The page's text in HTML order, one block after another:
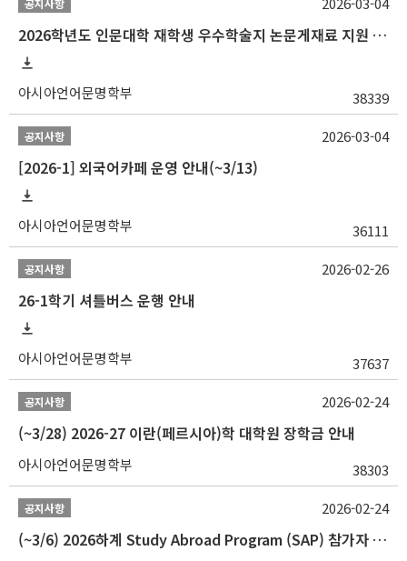
공지사항
2026학년도 인문대학 재학생 우수학술지 논문게재료 지원 안내
아시아언어문명학부 38339
공지사항
[2026-1] 외국어카페 운영 안내(~3/13)
아시아언어문명학부 36111
2026-03-04
공지사항
26-1학기 셔틀버스 운행 안내
아시아언어문명학부 37637
2026-02-26
공지사항
(~3/28) 2026-27 이란(페르시아)학 대학원 장학금 안내
아시아언어문명학부 38303
2026-02-24
공지사항
(~3/6) 2026하계 Study Abroad Program (SAP) 참가자 모집 안내
2026-02-24